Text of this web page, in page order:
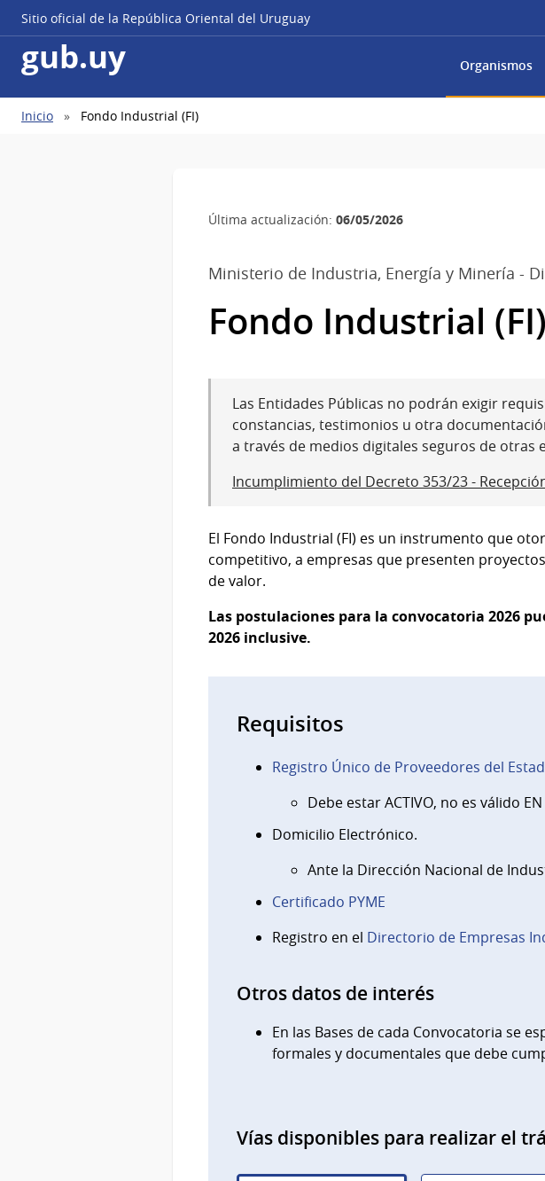
Sitio oficial de la República Oriental del Uruguay
gub.uy Organismos
Ruta
Inicio Fondo Industrial (FI)
Última actualización: 06/05/2026
Ministerio de Industria, Energía y Minería -
Fondo Industrial (FI)
Las Entidades Públicas no podrán exigir
constancias, testimonios u otra
a través de medios digitales seguros de otras
Incumplimiento del Decreto 353/23 -
El Fondo Industrial (FI) es un instrumento que
competitivo, a empresas que presenten
de valor.
Las postulaciones para la convocatoria 2026
2026 inclusive.
Requisitos
Registro Único de Proveedores del
Debe estar ACTIVO, no es válido EN
Domicilio Electrónico.
Ante la Dirección Nacional de
Certificado PYME
Registro en el Directorio de Empresas
Otros datos de interés
En las Bases de cada Convocatoria se
formales y documentales que debe
Vías disponibles para realizar el